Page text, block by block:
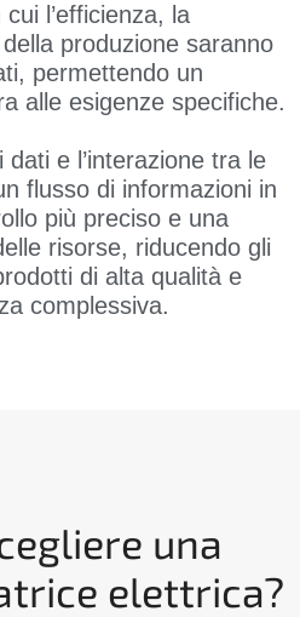
l’efficienza, la
produzione saranno
permettendo un
alle esigenze specifiche.
e l’interazione tra le
flusso di informazioni in
più preciso e una
risorse, riducendo gli
di alta qualità e
complessiva.
una
elettrica?